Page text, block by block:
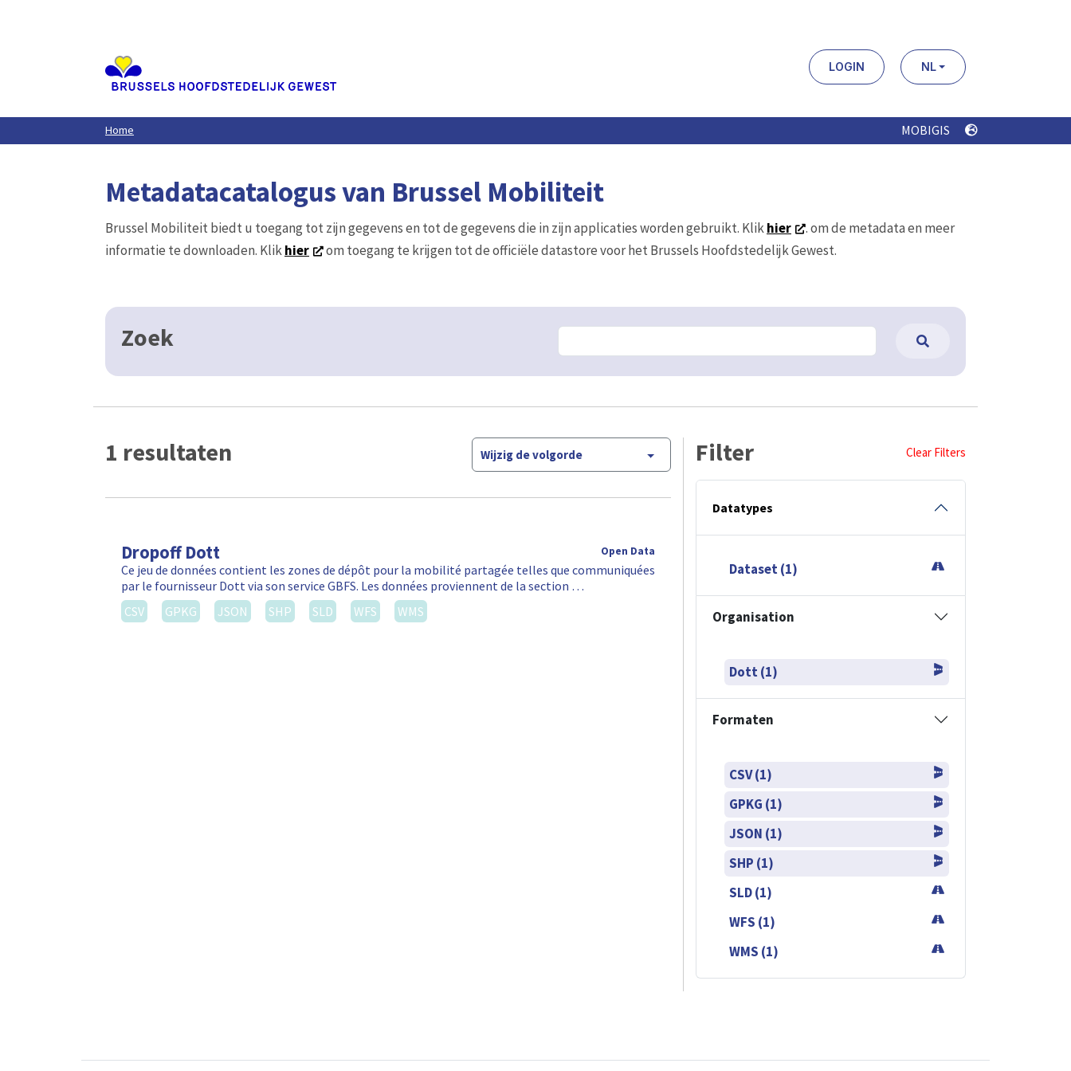
LOGIN NL
Home MOBIGIS
Metadatacatalogus van Brussel Mobiliteit
Brussel Mobiliteit biedt u toegang tot zijn gegevens en tot de gegevens die in zijn applicaties worden gebruikt. Klikhier
. om de metadata en meer
informatie te downloaden. Klikhier om toegang te krijgen tot de officiële datastore voor het Brussels Hoofdstedelijk Gewest.
Zoek
1 resultaten Wijzig de volgorde
Dropoff Dott Open Data
Ce jeu de données contient les zones de dépôt pour la mobilité partagée telles que communiquées
par le fournisseur Dott via son service GBFS. Les données proviennent de la section …
CSV
GPKG JSON SHP SLD WFS WMS
Filter Clear Filters
Datatypes
Dataset (1)
Organisation
Dott (1)
Formaten
CSV (1)
GPKG (1)
JSON (1)
SHP (1)
SLD (1)
WFS (1)
WMS (1)